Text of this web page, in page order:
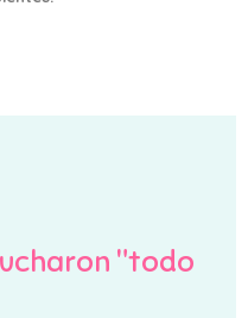
"todo